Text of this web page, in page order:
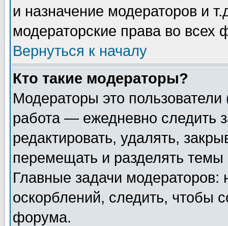
и назначение модераторов и
модераторские права во всех
Вернуться к началу
Кто такие модераторы?
Модераторы это
работа — ежедневно следить
редактировать, удалять,
перемещать и разделять
Главные задачи
оскорблений, следить, чтобы
форума.